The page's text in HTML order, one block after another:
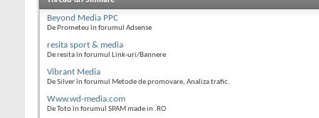
Beyond Media PPC
De Prometeu în forumul Adsense
resita sport & media
De resita în forumul Link-uri/Bannere
Vibrant Media
De Silver în forumul Metode de promovare, Analiza trafic.
Www.wd-media.com
De Toto în forumul SPAM made in .RO